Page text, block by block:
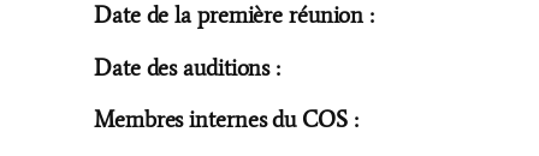
Date de la première réunion :
Date des auditions :
Membres internes du COS :